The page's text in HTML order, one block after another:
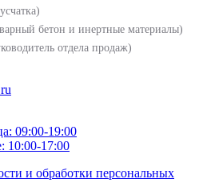
бетон и инертные материалы)
отдела продаж)
09:00-19:00
10:00-17:00
и обработки персональных